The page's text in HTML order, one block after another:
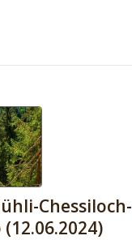
Chessiloch-